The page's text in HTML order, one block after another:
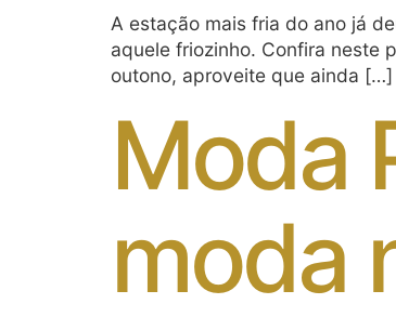
A estação mais fria do ano já
aquele friozinho. Confira neste
outono, aproveite que ainda […]
Moda
moda